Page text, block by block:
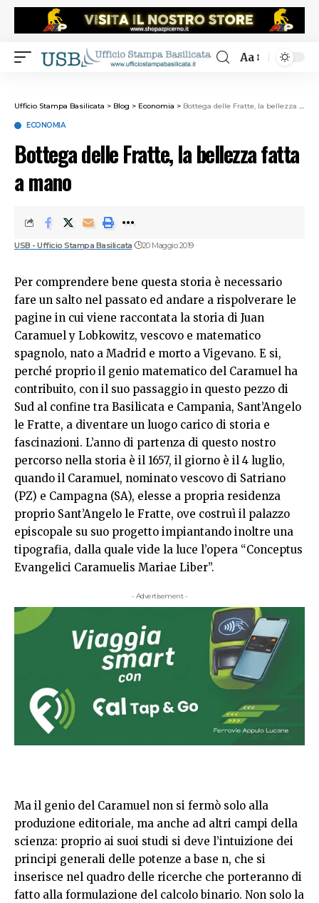
Aa
Ufficio Stampa Basilicata > Blog > Economia > Bottega delle Fratte, la bellezza fatta a mano
ECONOMIA
Bottega delle Fratte, la bellezza fatta
a mano
USB - Ufficio Stampa Basilicata 20 Maggio 2019
Per comprendere bene questa storia è necessario
fare un salto nel passato ed andare a rispolverare le
pagine in cui viene raccontata la storia di Juan
Caramuel y Lobkowitz, vescovo e matematico
spagnolo, nato a Madrid e morto a Vigevano. E si,
perché proprio il genio matematico del Caramuel ha
contribuito, con il suo passaggio in questo pezzo di
Sud al confine tra Basilicata e Campania, Sant’Angelo
le Fratte, a diventare un luogo carico di storia e
fascinazioni. L’anno di partenza di questo nostro
percorso nella storia è il 1657, il giorno è il 4 luglio,
quando il Caramuel, nominato vescovo di Satriano
(PZ) e Campagna (SA), elesse a propria residenza
proprio Sant’Angelo le Fratte, ove costruì il palazzo
episcopale su suo progetto impiantando inoltre una
tipografia, dalla quale vide la luce l’opera “Conceptus
Evangelici Caramuelis Mariae Liber”.
- Advertisement -
Ma il genio del Caramuel non si fermò solo alla
produzione editoriale, ma anche ad altri campi della
scienza: proprio ai suoi studi si deve l’intuizione dei
principi generali delle potenze a base n, che si
inserisce nel quadro delle ricerche che porteranno di
fatto alla formulazione del calcolo binario. Non solo la